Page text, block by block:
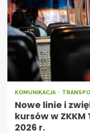
KOMUNIKACJA
Nowe linie i
kursów w
2026 r.